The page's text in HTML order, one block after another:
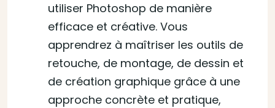
utiliser Photoshop de manière
efficace et créative. Vous
apprendrez à maîtriser les outils de
retouche, de montage, de dessin et
de création graphique grâce à une
approche concrète et pratique,